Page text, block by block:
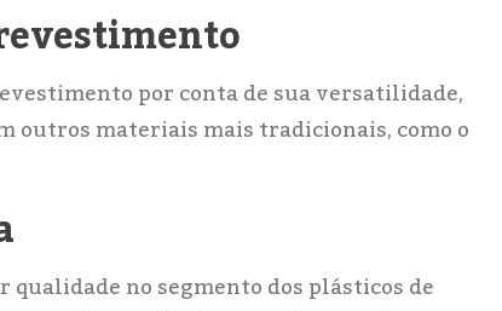
por conta de sua versatilidade,
outros materiais mais tradicionais, como o
qualidade no segmento dos plásticos de